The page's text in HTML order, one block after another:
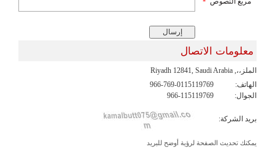
معلومات الاتصال
الملز،،, Riyadh 12841, Saudi Arabia
الهاتف:
966-769-0115119769
الجوال:
966-115119769
بريد الشركة:
يمكنك تحديث الصفحة لرؤية أوضح للبريد